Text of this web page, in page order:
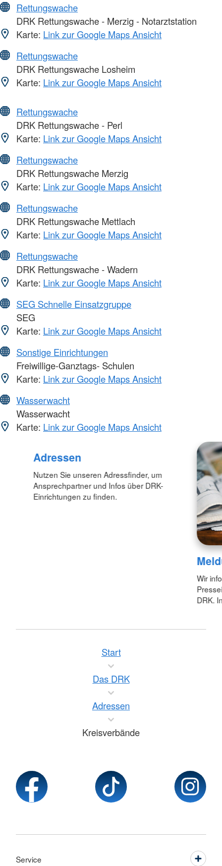
Rettungswache
DRK Rettungswache - Merzig - Notarztstation
Karte: Link zur Google Maps Ansicht
Rettungswache
DRK Rettungswache Losheim
Karte: Link zur Google Maps Ansicht
Rettungswache
DRK Rettungswache - Perl
Karte: Link zur Google Maps Ansicht
Rettungswache
DRK Rettungswache Merzig
Karte: Link zur Google Maps Ansicht
Rettungswache
DRK Rettungswache Mettlach
Karte: Link zur Google Maps Ansicht
Rettungswache
DRK Rettungswache - Wadern
Karte: Link zur Google Maps Ansicht
SEG Schnelle Einsatzgruppe
SEG
Karte: Link zur Google Maps Ansicht
Sonstige Einrichtungen
Freiwillige-Ganztags- Schulen
Karte: Link zur Google Maps Ansicht
Wasserwacht
Wasserwacht
Karte: Link zur Google Maps Ansicht
Adressen
Nutzen Sie unseren Adressfinder, um
Ansprechpartner und Infos über DRK-
Einrichtungen zu finden.
Wir
DRK.
Start
Das DRK
Adressen
Kreisverbände
Service